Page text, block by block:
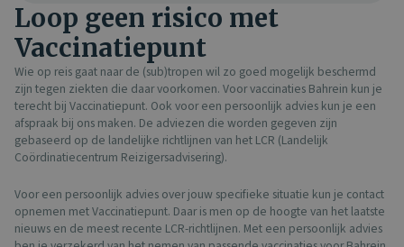
Loop geen risico met
Vaccinatiepunt
Wie op reis gaat naar de (sub)tropen wil zo goed mogelijk beschermd
zijn tegen ziekten die daar voorkomen. Voor vaccinaties Bahrein kun je
terecht bij Vaccinatiepunt. Ook voor een persoonlijk advies kun je een
afspraak bij ons maken. De adviezen die worden gegeven zijn
gebaseerd op de landelijke richtlijnen van het LCR (Landelijk
Coördinatiecentrum Reizigersadvisering).
Voor een persoonlijk advies over jouw specifieke situatie kun je contact
opnemen met Vaccinatiepunt. Daar is men op de hoogte van het laatste
nieuws en de meest recente LCR-richtlijnen. Met een persoonlijk advies